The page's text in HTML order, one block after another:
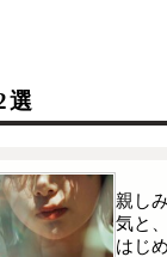
選
親し
気と
はじ